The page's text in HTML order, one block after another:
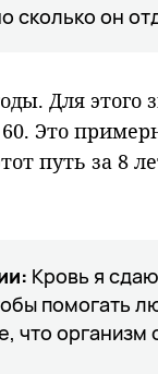
сколько он
Для этого
Это
пyть зa 8
Кровь я
помогать
что организм